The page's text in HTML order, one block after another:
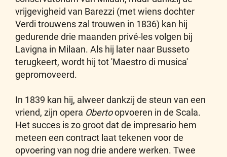
vrijgevigheid van Barezzi (met wiens dochter
Verdi trouwens zal trouwen in 1836) kan hij
gedurende drie maanden privé-les volgen bij
Lavigna in Milaan. Als hij later naar Busseto
terugkeert, wordt hij tot 'Maestro di musica'
gepromoveerd.
In 1839 kan hij, alweer dankzij de steun van een
vriend, zijn opera Obertoopvoeren in de Scala.
Het succes is zo groot dat de impresario hem
meteen een contract laat tekenen voor de
opvoering van nog drie andere werken. Twee